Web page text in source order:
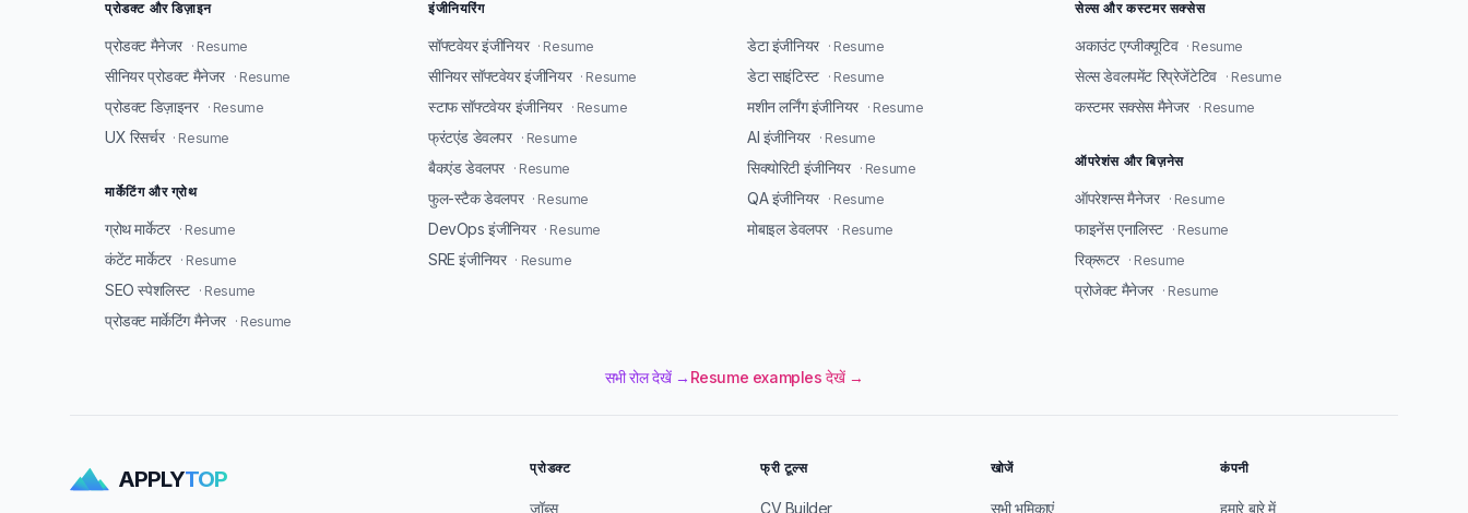
प्रोडक्ट और डिज़ाइन
प्रोडक्ट मैनेजर · Resume
सीनियर प्रोडक्ट मैनेजर · Resume
प्रोडक्ट डिज़ाइनर · Resume
UX रिसर्चर · Resume
मार्केटिंग और ग्रोथ
ग्रोथ मार्केटर · Resume
कंटेंट मार्केटर · Resume
SEO स्पेशलिस्ट · Resume
प्रोडक्ट मार्केटिंग मैनेजर · Resume
इंजीनियरिंग
सॉफ्टवेयर इंजीनियर · Resume
सीनियर सॉफ्टवेयर इंजीनियर · Resume
स्टाफ सॉफ्टवेयर इंजीनियर · Resume
फ्रंटएंड डेवलपर · Resume
बैकएंड डेवलपर · Resume
फुल-स्टैक डेवलपर · Resume
DevOps इंजीनियर · Resume
SRE इंजीनियर · Resume
डेटा इंजीनियर · Resume
डेटा साइंटिस्ट · Resume
मशीन लर्निंग इंजीनियर · Resume
AI इंजीनियर · Resume
सिक्योरिटी इंजीनियर · Resume
QA इंजीनियर · Resume
मोबाइल डेवलपर · Resume
सेल्स और कस्टमर सक्सेस
अकाउंट एग्जीक्यूटिव · Resume
सेल्स डेवलपमेंट रिप्रेजेंटेटिव · Resume
कस्टमर सक्सेस मैनेजर · Resume
ऑपरेशंस और बिज़नेस
ऑपरेशन्स मैनेजर · Resume
फाइनेंस एनालिस्ट · Resume
रिक्रूटर · Resume
प्रोजेक्ट मैनेजर · Resume
सभी रोल देखें → Resume examples देखें →
APPLYTOP प्रोडक्ट
जॉब्स
फ्री टूल्स
CV Builder
खोजें
सभी भूमिकाएं
कंपनी
हमारे बारे में